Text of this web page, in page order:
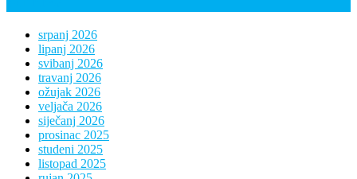
srpanj 2026
lipanj 2026
svibanj 2026
travanj 2026
ožujak 2026
veljača 2026
siječanj 2026
prosinac 2025
studeni 2025
listopad 2025